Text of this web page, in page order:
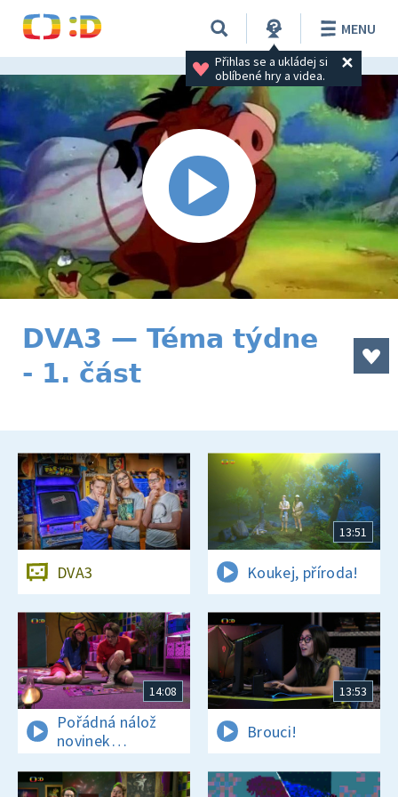
Přihlas se a ukládej si
oblíbené hry a videa.
MENU
DVA3 — Téma týdne
- 1. část
DVA3
13:51
Koukej, příroda!
14:08
Pořádná nálož
novinek
a zajímavostí
13:53
Brouci!